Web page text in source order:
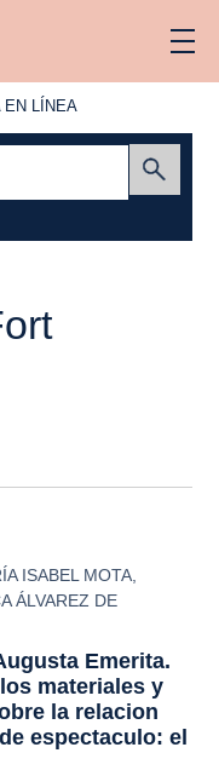
EN LÍNEA
ISABEL MOTA
ÁLVAREZ DE
Emerita.
materiales y
la relacion
espectaculo: el